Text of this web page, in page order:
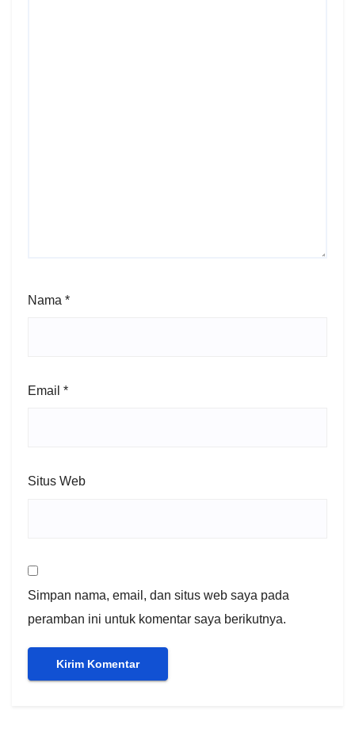
Nama *
Email *
Situs Web
Simpan nama, email, dan situs web saya pada
peramban ini untuk komentar saya berikutnya.